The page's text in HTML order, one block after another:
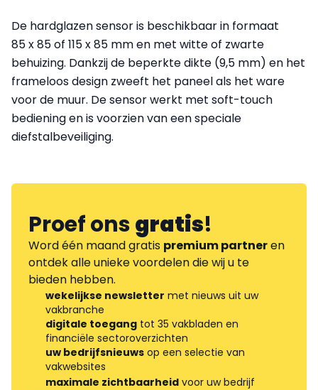
De hardglazen sensor is beschikbaar in formaat
85 x 85 of 115 x 85 mm en met witte of zwarte
behuizing. Dankzij de beperkte dikte (9,5 mm) en het
frameloos design zweeft het paneel als het ware
voor de muur. De sensor werkt met soft-touch
bediening en is voorzien van een speciale
diefstalbeveiliging.
Proef onsgratis!
Word één maand gratis premium partneren
ontdek alle unieke voordelen die wij u te
bieden hebben.
wekelijkse newsletter met nieuws uit uw
vakbranche
digitale toegang tot 35 vakbladen en
financiële sectoroverzichten
uw bedrijfsnieuws op een selectie van
vakwebsites
maximale zichtbaarheid voor uw bedrijf